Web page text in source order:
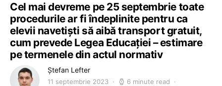
Cel mai devreme pe 25 septembrie toate
procedurile ar fi îndeplinite pentru ca
elevii navetiști să aibă transport gratuit,
cum prevede Legea Educației – estimare
pe termenele din actul normativ
Ștefan Lefter
11 septembrie 2023 6 minute read